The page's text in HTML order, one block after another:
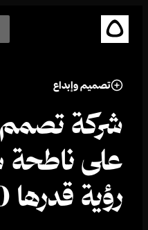
تصميم وإبداع
شركة
على ناطحة
رؤية قدرها 360 درجة!